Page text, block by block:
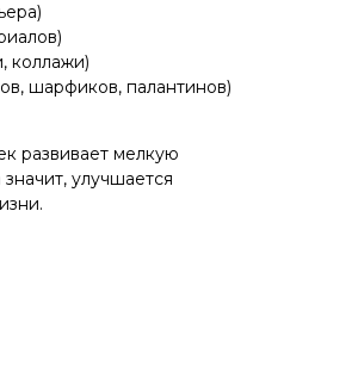
коллажи)
шарфиков, палантинов)
развивает мелкую
улучшается